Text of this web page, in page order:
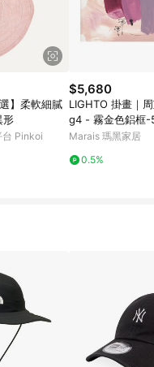
】柔軟細膩
形
台 Pinkoi
$5,680
LIGHTO 掛畫｜
g4 - 霧金色鋁框
Marais 瑪黑家居
0.5%